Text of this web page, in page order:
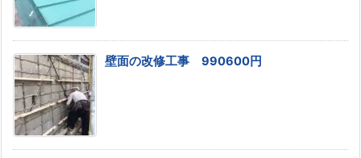
壁面の改修工事 990600円